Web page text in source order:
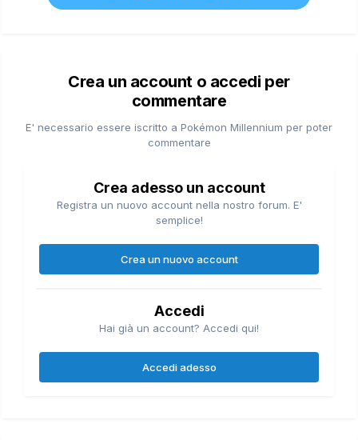
Crea un account o accedi per
commentare
E' necessario essere iscritto a Pokémon Millennium per poter
commentare
Crea adesso un account
Registra un nuovo account nella nostro forum. E'
semplice!
Crea un nuovo account
Accedi
Hai già un account? Accedi qui!
Accedi adesso